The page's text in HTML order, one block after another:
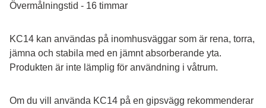
Övermålningstid - 16 timmar
KC14 kan användas på inomhusväggar som är rena, torra,
jämna och stabila med en jämnt absorberande yta.
Produkten är inte lämplig för användning i våtrum.
Om du vill använda KC14 på en gipsvägg rekommenderar